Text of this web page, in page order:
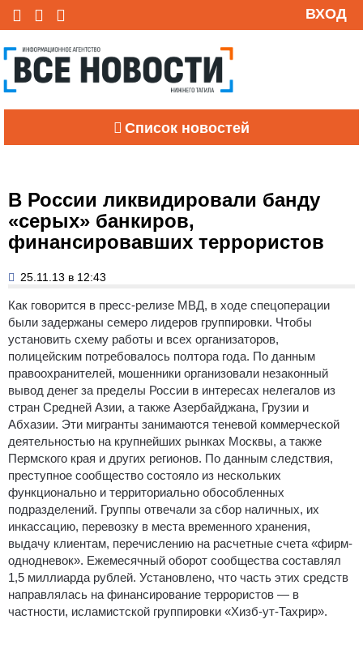
ВХОД
Список новостей
В России ликвидировали банду
«серых» банкиров,
финансировавших террористов
25.11.13 в 12:43
Как говорится в пресс-релизе МВД, в ходе спецоперации
были задержаны семеро лидеров группировки. Чтобы
установить схему работы и всех организаторов,
полицейским потребовалось полтора года. По данным
правоохранителей, мошенники организовали незаконный
вывод денег за пределы России в интересах нелегалов из
стран Средней Азии, а также Азербайджана, Грузии и
Абхазии. Эти мигранты занимаются теневой коммерческой
деятельностью на крупнейших рынках Москвы, а также
Пермского края и других регионов. По данным следствия,
преступное сообщество состояло из нескольких
функционально и территориально обособленных
подразделений. Группы отвечали за сбор наличных, их
инкассацию, перевозку в места временного хранения,
выдачу клиентам, перечислению на расчетные счета «фирм-
однодневок». Ежемесячный оборот сообщества составлял
1,5 миллиарда рублей. Установлено, что часть этих средств
направлялась на финансирование террористов — в
частности, исламистской группировки «Хизб-ут-Тахрир».